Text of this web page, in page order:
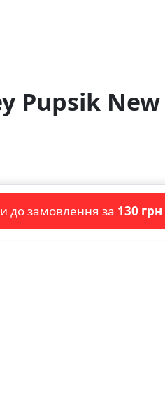
Pupsik New
до замовлення за 130 грн